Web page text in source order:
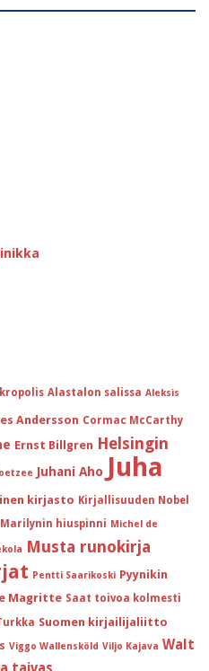
Alastalon salissa Aleksis
Andersson Cormac McCarthy
Ernst Billgren Helsingin
Juhani Aho Juha
kirjasto Kirjallisuuden Nobel
Marilynin hiuspinni Michel de
Musta runokirja
Pentti Saarikoski Pyynikin
Magritte Saat toivoa kolmesti
Suomen kirjailijaliitto
Viggo Wallensköld Viljo Kajava Walt